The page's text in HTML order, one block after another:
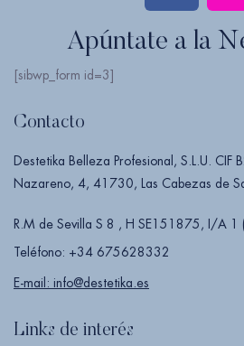
Apúntate a la
[sibwp_form id=3]
Contacto
Destetika Belleza Profesional, S.L.U. CIF
Nazareno, 4, 41730, Las Cabezas de
R.M de Sevilla S 8 , H SE151875, I/A
Teléfono: +34 675628332
E-mail: info@destetika.es
Links de interés